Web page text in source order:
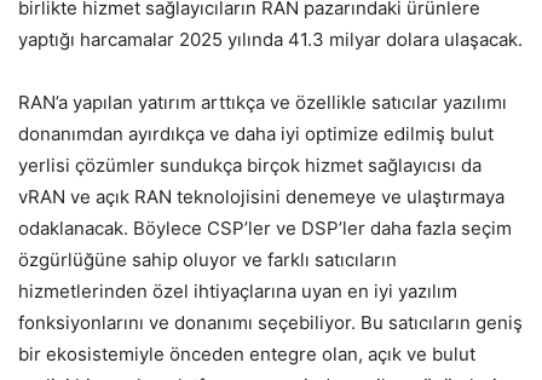
birlikte hizmet sağlayıcıların RAN pazarındaki ürünlere
yaptığı harcamalar 2025 yılında 41.3 milyar dolara ulaşacak.
RAN’a yapılan yatırım arttıkça ve özellikle satıcılar yazılımı
donanımdan ayırdıkça ve daha iyi optimize edilmiş bulut
yerlisi çözümler sundukça birçok hizmet sağlayıcısı da
vRAN ve açık RAN teknolojisini denemeye ve ulaştırmaya
odaklanacak. Böylece CSP’ler ve DSP’ler daha fazla seçim
özgürlüğüne sahip oluyor ve farklı satıcıların
hizmetlerinden özel ihtiyaçlarına uyan en iyi yazılım
fonksiyonlarını ve donanımı seçebiliyor. Bu satıcıların geniş
bir ekosistemiyle önceden entegre olan, açık ve bulut